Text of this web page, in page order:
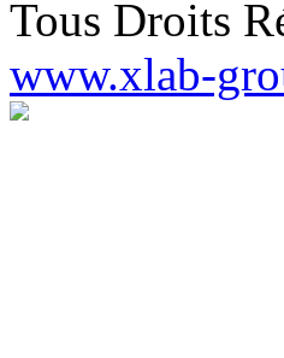
Tous Droits
www.xlab-